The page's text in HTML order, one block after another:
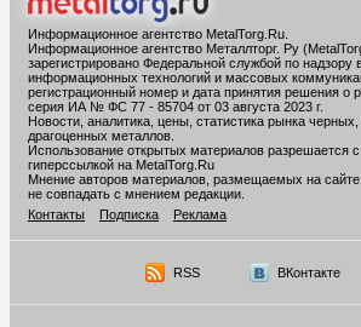
Информационное агентство MetalTorg.Ru
Информационное агентство Металлторг. Ру
зарегистрировано Федеральной службой по надзору
информационных технологий и массовых
регистрационный номер и дата принятия решения о
серия ИА № ФС 77 - 85704 от 03 августа 2023 г.
Новости, аналитика, цены, статистика рынка
драгоценных металлов.
Использование открытых материалов разрешается
гиперссылкой на MetalTorg.Ru
Мнение авторов материалов, размещаемых на
не совпадать с мнением редакции.
Контакты
Подписка Реклама
RSS ВКонтакте